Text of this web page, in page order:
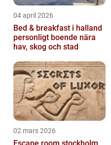
04 april 2026
Bed & breakfast i halland
personligt boende nära
hav, skog och stad
02 mars 2026